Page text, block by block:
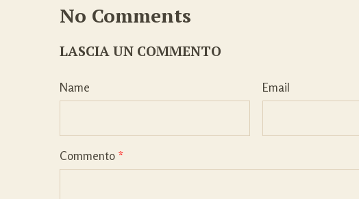
No Comments
LASCIA UN COMMENTO
Name Email
Commento *